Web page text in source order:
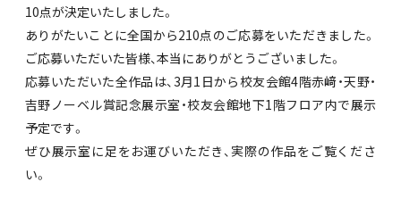
10点が決定いたしました。
ありがたいことに全国から210点のご応募をいただきました。
ご応募いただいた皆様、本当にありがとうございました。
応募いただいた全作品は、3月1日から校友会館4階赤﨑・天野・
吉野ノーベル賞記念展示室・校友会館地下1階フロア内で展示
予定です。
ぜひ展示室に足をお運びいただき、実際の作品をご覧くださ
い。